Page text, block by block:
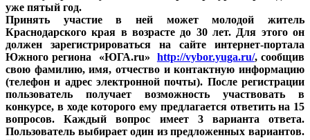
уже пятый год.
Принять участие в ней может молодой житель
Краснодарского края в возрасте до 30 лет. Для этого он
должен зарегистрироваться на сайте интернет-портала
Южного региона «ЮГА.ru» http://vybor.yuga.ru/, сообщив
свою фамилию, имя, отчество и контактную информацию
(телефон и адрес электронной почты). После регистрации
пользователь получает возможность участвовать в
конкурсе, в ходе которого ему предлагается ответить на 15
вопросов. Каждый вопрос имеет 3 варианта ответа.
Пользователь выбирает один из предложенных вариантов.